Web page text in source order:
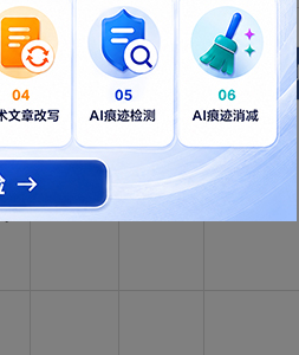
SCI收录 是否OA 录用比例
SCIE
No